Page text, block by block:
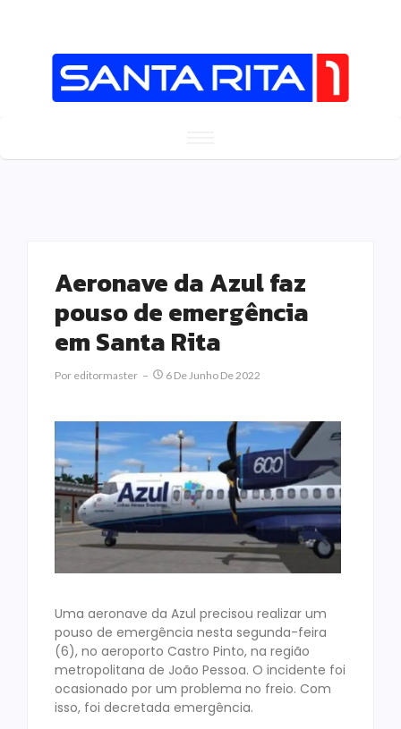
Aeronave da Azul faz
pouso de emergência
em Santa Rita
Por Editormaster 6 De Junho De 2022
Uma aeronave da Azul precisou realizar um
pouso de emergência nesta segunda-feira
(6), no aeroporto Castro Pinto, na região
metropolitana de João Pessoa. O incidente foi
ocasionado por um problema no freio. Com
isso, foi decretada emergência.